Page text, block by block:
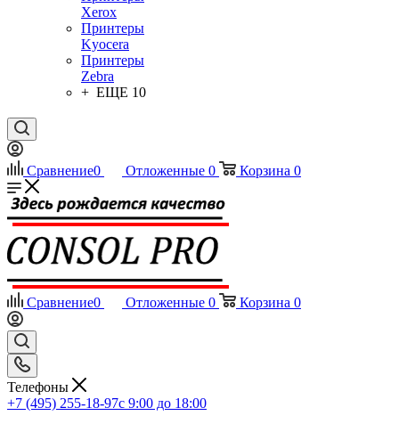
Xerox
Принтеры
Kyocera
Принтеры
Zebra
+ ЕЩЕ 10
Сравнение0 Отложенные 0 Корзина 0
Сравнение0 Отложенные 0 Корзина 0
Телефоны
+7 (495) 255-18-97с 9:00 до 18:00